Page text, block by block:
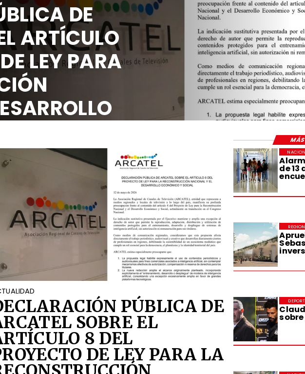
DE
ARTÍCULO
LEY PARA
de 13
PÚBLICA DE
SOBRE EL
8 DEL
DE LEY PARA LA
MÁS